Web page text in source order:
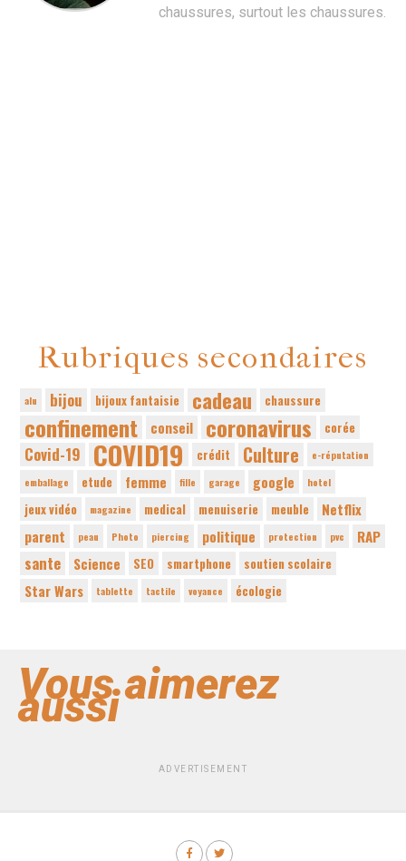
chaussures, surtout les chaussures.
Rubriques secondaires
alu bijou bijoux fantaisie cadeau chaussure
confinement conseil coronavirus corée
Covid-19 COVID19 crédit Culture
e-réputation
emballage
etude femme fille garage google hotel
jeux vidéo magazine medical menuiserie meuble
Netflix
parent
peau Photo piercing politique protection pvc RAP
sante Science SEO smartphone soutien scolaire
Star Wars tablette tactile voyance écologie
Vous aimerez
aussi
ADVERTISEMENT